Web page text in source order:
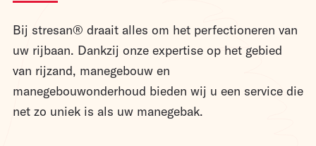
Bij stresan® draait alles om het perfectioneren van
uw rijbaan. Dankzij onze expertise op het gebied
van rijzand, manegebouw en
manegebouwonderhoud bieden wij u een service die
net zo uniek is als uw manegebak.